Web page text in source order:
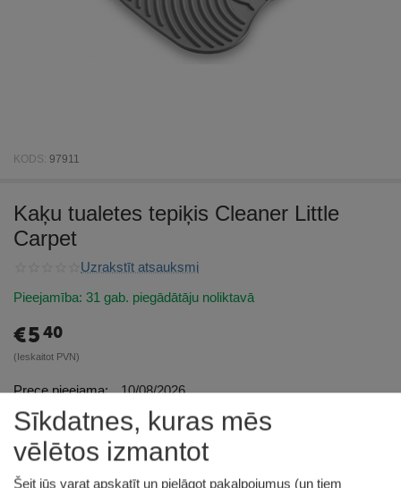
KODS: 97911
Kaķu tualetes tepiķis Cleaner Little
Carpet
Uzrakstīt atsauksmi
Pieejamība: 31 gab. piegādātāju noliktavā
€540
(Ieskaitot PVN)
Prece pieejama: 10/08/2026
+
−
Sīkdatnes, kuras mēs
vēlētos izmantot
Šeit jūs varat apskatīt un pielāgot pakalpojumus (un tiem